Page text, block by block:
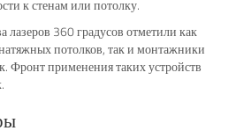
к стенам или потолку.
лазеров 360 градусов отметили как
потолков, так и монтажники
Фронт применения таких устройств